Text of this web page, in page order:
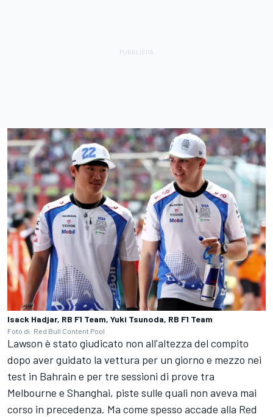
Isack Hadjar, RB F1 Team, Yuki Tsunoda, RB F1 Team
Foto di: Red Bull Content Pool
Lawson è stato giudicato non all'altezza del compito
dopo aver guidato la vettura per un giorno e mezzo nei
test in Bahrain e per tre sessioni di prove tra
Melbourne e Shanghai, piste sulle quali non aveva mai
corso in precedenza. Ma come spesso accade alla Red